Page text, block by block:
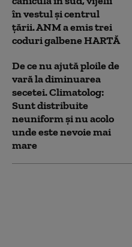
în vestul și centrul
țării. ANM a emis trei
coduri galbene HARTĂ
De ce nu ajută ploile de
vară la diminuarea
secetei. Climatolog:
Sunt distribuite
neuniform și nu acolo
unde este nevoie mai
mare